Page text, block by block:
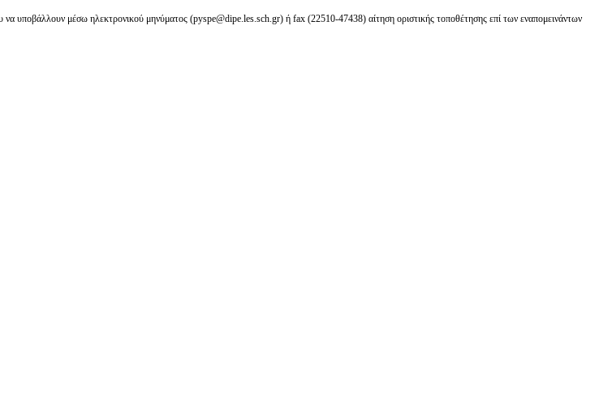
μέσω ηλεκτρονικού μηνύματος (pyspe@dipe.les.sch.gr) ή fax (22510-47438) αίτηση οριστικής τοποθέτησης επί των εναπομεινάντων